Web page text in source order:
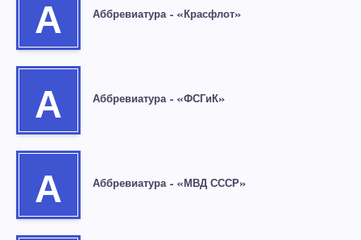
А Аббревиатура – «Красфлот»
А Аббревиатура – «ФСГиК»
А Аббревиатура – «МВД СССР»